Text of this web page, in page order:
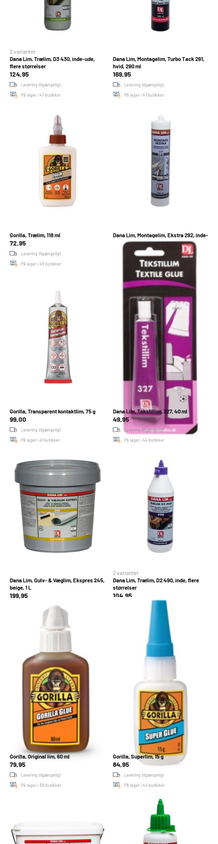
Dana Lim, Trælim, D3 430, inde-ude,
flere størrelser
2 varianter
124,95
Levering tilgængeligt
På lager i 47 butikker
Dana Lim, Montagelim, Turbo Tack 291,
hvid, 290 ml
169,95
Levering tilgængeligt
På lager i 47 butikker
Gorilla, Trælim, 118 ml
72,95
Levering tilgængeligt
På lager i 45 butikker
Dana Lim, Montagelim, Ekstra 292, inde-
ude, hvid
154,95
Levering tilgængeligt
På lager i 47 butikker
Gorilla, Transparent kontaktlim, 75 g
99,00
Levering tilgængeligt
På lager i 41 butikker
Dana Lim, Tekstillim, 327, 40 ml
49,95
Levering tilgængeligt
På lager i 44 butikker
Dana Lim, Gulv- & Væglim, Ekspres 245,
beige, 1 L
199,95
Levering tilgængeligt
På lager i 44 butikker
Dana Lim, Trælim, D2 490, inde, flere
størrelser
2 varianter
104,95
På lager i 46 butikker
Gorilla, Original lim, 60 ml
79,95
Levering tilgængeligt
På lager i 38 butikker
Gorilla, Superlim, 15 g
84,95
Levering tilgængeligt
På lager i 44 butikker